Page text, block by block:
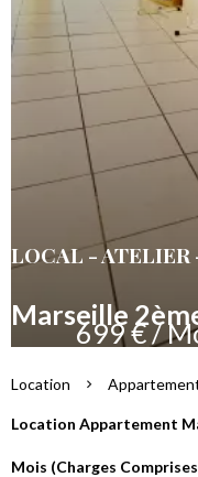
LOCAL - ATELIER
Marseille
699 € /
Location
Location Appartement
Mois (Charges